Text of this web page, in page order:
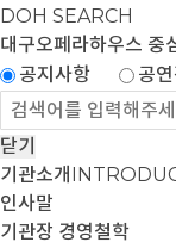
DOH SEARCH
대구오페라하우스 중
공지사항
공
닫기
기관소개
인사말
기관장 경영철학